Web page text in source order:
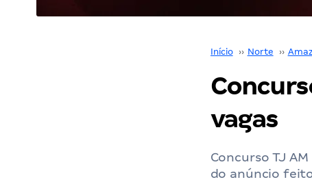
Início ›› Norte ››
vagas
Concurso TJ
do anúncio